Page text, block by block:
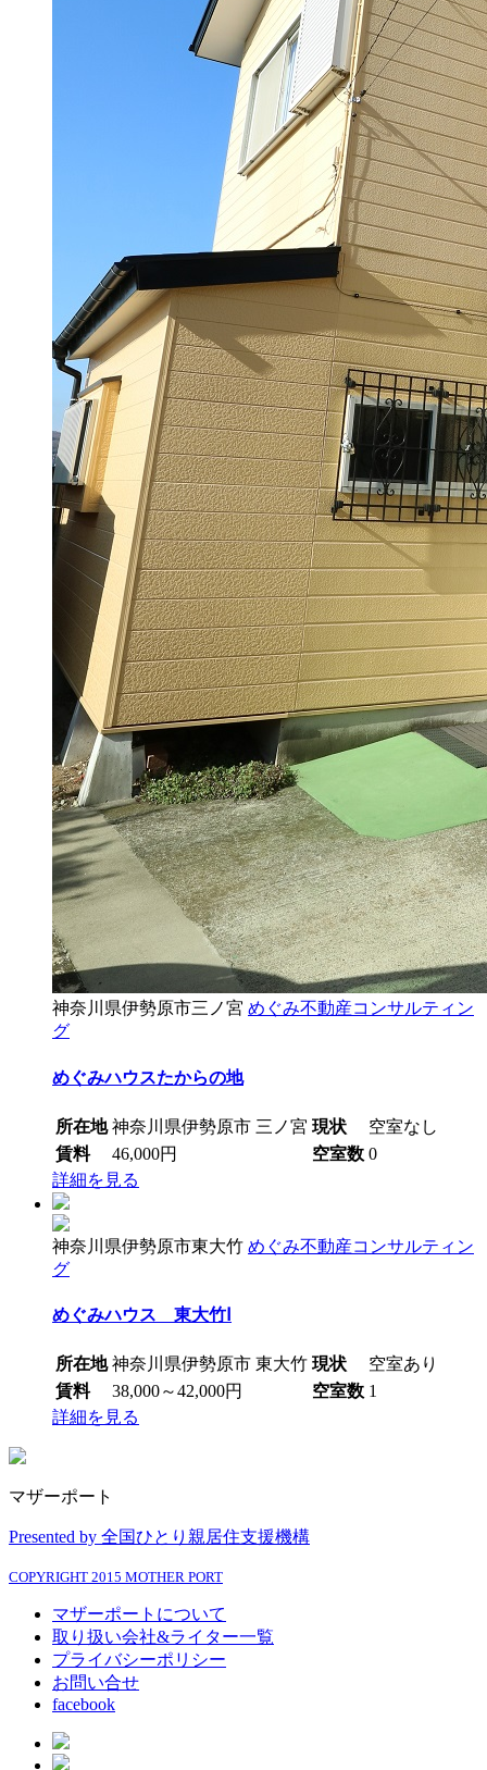
神奈川県伊勢原市三ノ宮 めぐみ不動産コンサルティン
グ
めぐみハウスたからの地
所在地 神奈川県伊勢原市 三ノ宮 現状
空室なし
賃料
46,000円 空室数 0
詳細を見る
神奈川県伊勢原市東大竹 めぐみ不動産コンサルティン
グ
めぐみハウス 東大竹Ⅰ
所在地 神奈川県伊勢原市 東大竹 現状
空室あり
賃料
38,000～42,000円 空室数 1
詳細を見る
マザーポート
Presented by 全国ひとり親居住支援機構
COPYRIGHT 2015 MOTHER PORT
マザーポートについて
取り扱い会社&ライター一覧
プライバシーポリシー
お問い合せ
facebook